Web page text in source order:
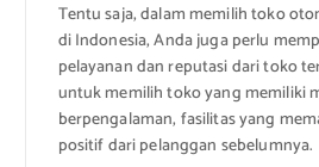
Tentu saja, dalam memilih toko
di Indonesia, Anda juga perlu
pelayanan dan reputasi dari toko
untuk memilih toko yang memiliki
berpengalaman, fasilitas yang
positif dari pelanggan sebelumnya.